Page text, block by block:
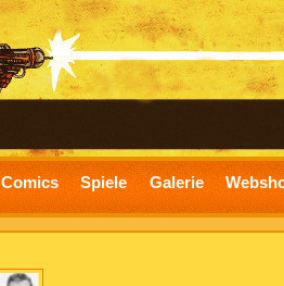
Comics Spiele Galerie